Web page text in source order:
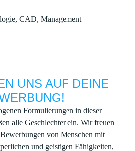
CAD, Management
UNS AUF DEINE
Formulierungen in dieser
alle Geschlechter ein. Wir freuen
von Menschen mit
und geistigen Fähigkeiten,